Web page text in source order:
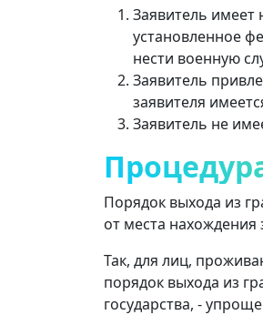
Заявитель имеет
установленное
нести военную
Заявитель
заявителя
Заявитель не
Порядок выхода из
от места нахождения
Так, для лиц,
порядок выхода из
государства, -